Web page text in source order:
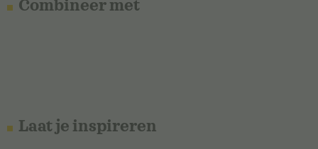
Combineer met
Laat je inspireren